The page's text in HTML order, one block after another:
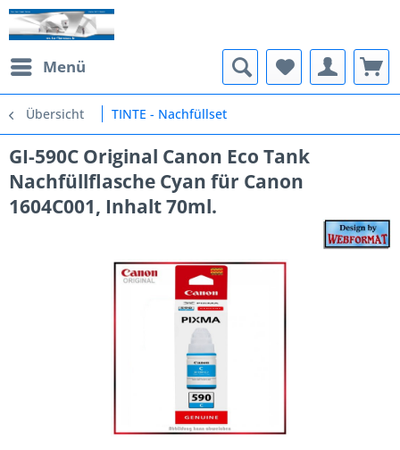
Menü
Übersicht TINTE - Nachfüllset
GI-590C Original Canon Eco Tank
Nachfüllflasche Cyan für Canon
1604C001, Inhalt 70ml.